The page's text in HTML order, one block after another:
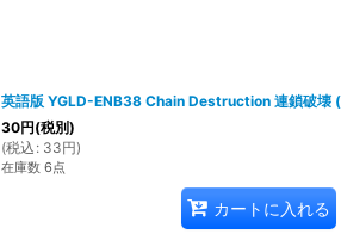
英語版 YGLD-ENB38 Chain Destruction 連鎖破壊
30円(税別)
(税込 : 33円)
在庫数 6点
カートに入れる